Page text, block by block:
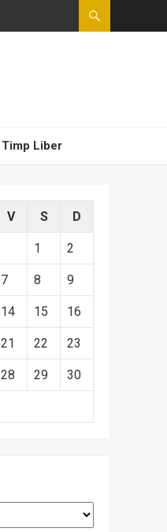
Timp Liber
V S D
1 2
7 8 9
14 15 16
21 22 23
28 29 30